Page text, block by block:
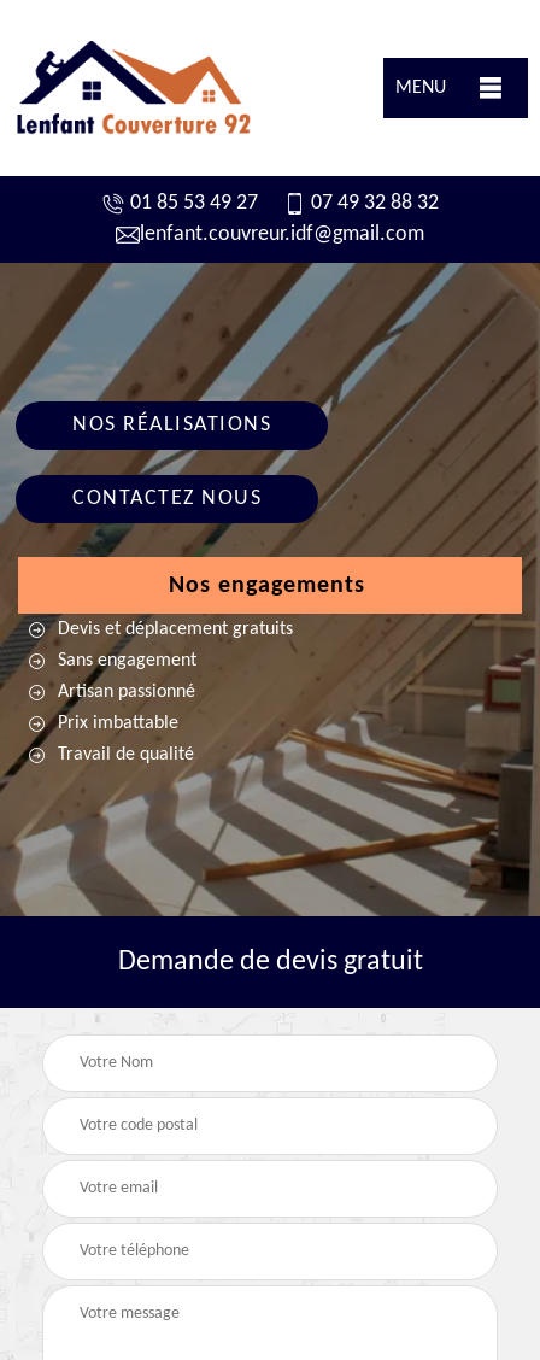
MENU
01 85 53 49 27
07 49 32 88 32
lenfant.couvreur.idf@gmail.com
NOS RÉALISATIONS
CONTACTEZ NOUS
Nos engagements
Devis et déplacement gratuits
Sans engagement
Artisan passionné
Prix imbattable
Travail de qualité
Demande de devis gratuit